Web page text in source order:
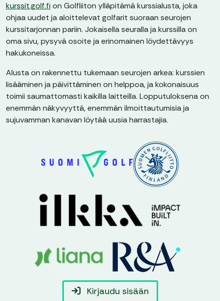
kurssit.golf.fi on Golfliiton ylläpitämä kurssialusta, joka
ohjaa uudet ja aloittelevat golfarit suoraan seurojen
kurssitarjonnan pariin. Jokaisella seuralla ja kurssilla on
oma sivu, pysyvä osoite ja erinomainen löydettävyys
hakukoneissa.
Alusta on rakennettu tukemaan seurojen arkea: kurssien
lisääminen ja päivittäminen on helppoa, ja kokonaisuus
toimii saumattomasti kaikilla laitteilla. Lopputuloksena on
enemmän näkyvyyttä, enemmän ilmoittautumisia ja
sujuvamman kanavan löytää uusia harrastajia.
Kirjaudu sisään